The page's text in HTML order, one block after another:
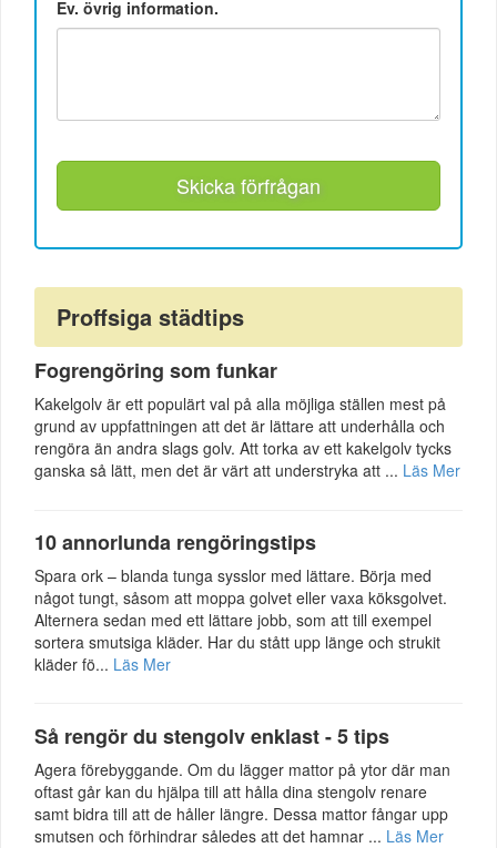
Ev. övrig information.
Skicka förfrågan
Proffsiga städtips
Fogrengöring som funkar
Kakelgolv är ett populärt val på alla möjliga ställen mest på
grund av uppfattningen att det är lättare att underhålla och
rengöra än andra slags golv. Att torka av ett kakelgolv tycks
ganska så lätt, men det är värt att understryka att ... Läs Mer
10 annorlunda rengöringstips
Spara ork – blanda tunga sysslor med lättare. Börja med
något tungt, såsom att moppa golvet eller vaxa köksgolvet.
Alternera sedan med ett lättare jobb, som att till exempel
sortera smutsiga kläder. Har du stått upp länge och strukit
kläder fö... Läs Mer
Så rengör du stengolv enklast - 5 tips
Agera förebyggande. Om du lägger mattor på ytor där man
oftast går kan du hjälpa till att hålla dina stengolv renare
samt bidra till att de håller längre. Dessa mattor fångar upp
smutsen och förhindrar således att det hamnar ... Läs Mer